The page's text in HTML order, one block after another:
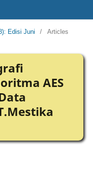
Edisi Juni / Articles
AES